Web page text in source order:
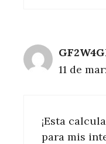
11 de
¡Esta
para mis